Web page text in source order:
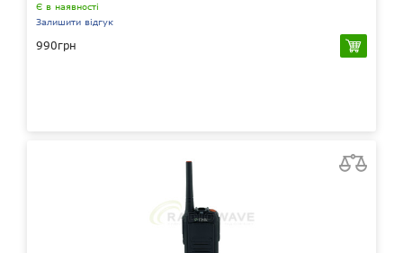
Є в наявності
Залишити відгук
990грн